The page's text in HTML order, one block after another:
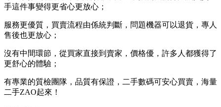
手這件事變得更省心更放心；
服務更優質，買賣流程由係統判斷，問題機器可以退貨，專人
售後也更放心；
沒有中間環節，從買家直接到賣家，價格優，許多人都獲得了
更舒心的體驗；
有專業的質檢團隊，品質有保證，二手數碼可安心買賣，海量
二手ZAO起來！